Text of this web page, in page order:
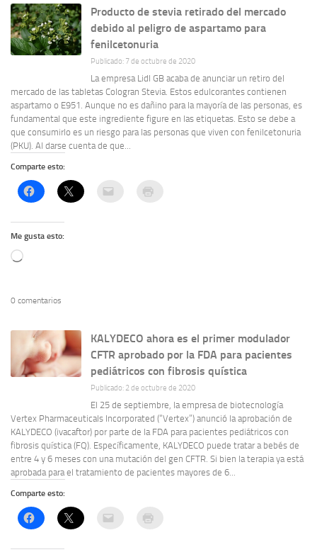
Producto de stevia retirado del mercado
debido al peligro de aspartamo para
fenilcetonuria
Publicado: 7 de octubre de 2020
La empresa Lidl GB acaba de anunciar un retiro del
mercado de las tabletas Cologran Stevia. Estos edulcorantes contienen
aspartamo o E951. Aunque no es dañino para la mayoría de las personas, es
fundamental que este ingrediente figure en las etiquetas. Esto se debe a
que consumirlo es un riesgo para las personas que viven con fenilcetonuria
(PKU). Al darse cuenta de que...
Comparte esto:
Me gusta esto:
Cargando...
0 comentarios
KALYDECO ahora es el primer modulador
CFTR aprobado por la FDA para pacientes
pediátricos con fibrosis quística
Publicado: 2 de octubre de 2020
El 25 de septiembre, la empresa de biotecnología
Vertex Pharmaceuticals Incorporated (“Vertex”) anunció la aprobación de
KALYDECO (ivacaftor) por parte de la FDA para pacientes pediátricos con
fibrosis quística (FQ). Específicamente, KALYDECO puede tratar a bebés de
entre 4 y 6 meses con una mutación del gen CFTR. Si bien la terapia ya está
aprobada para el tratamiento de pacientes mayores de 6...
Comparte esto: